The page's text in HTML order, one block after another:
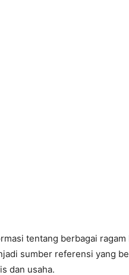
tentang berbagai
sumber referensi yang
dan usaha.